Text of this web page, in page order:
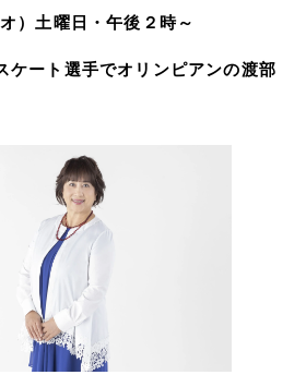
）土曜日・午後２時～
ケート選手でオリンピアンの渡部